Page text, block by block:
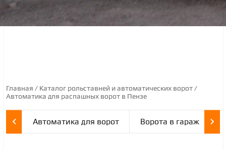
СТРОКА НАВИГАЦИИ
Главная
Каталог рольставней и автоматических ворот
Автоматика для распашных ворот в Пензе
Автоматика для ворот Ворота в гараж